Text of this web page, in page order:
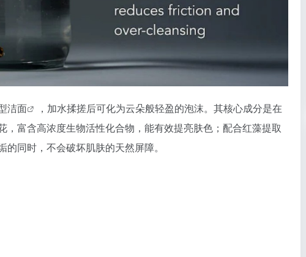
洁面
，加水揉搓后可化为云朵般轻盈的泡沫。其核心成分是在
，富含高浓度生物活性化合物，能有效提亮肤色；配合红藻提取
同时，不会破坏肌肤的天然屏障。